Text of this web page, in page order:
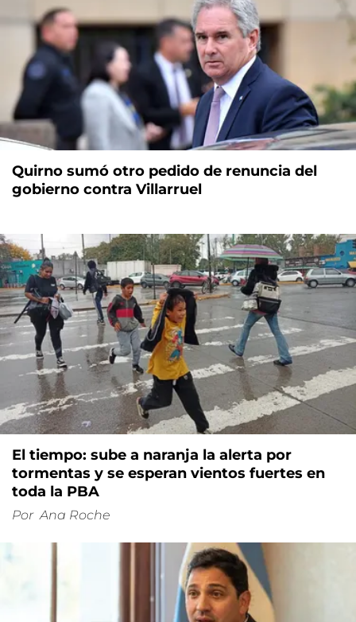
Quirno sumó otro pedido de renuncia del
gobierno contra Villarruel
El tiempo: sube a naranja la alerta por
tormentas y se esperan vientos fuertes en
toda la PBA
Por Ana Roche